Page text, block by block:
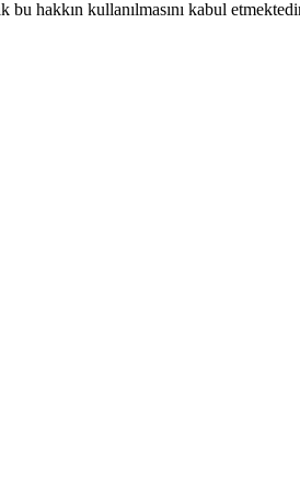
hakkın kullanılmasını kabul